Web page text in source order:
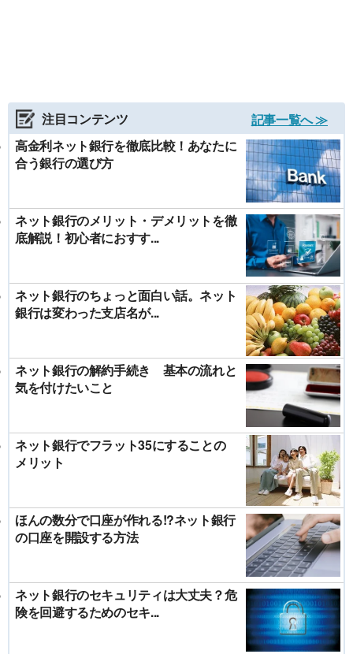
注目コンテンツ
記事一覧へ ≫
高金利ネット銀行を徹底比較！あなたに
合う銀行の選び方
ネット銀行のメリット・デメリットを徹
底解説！初心者におすす...
ネット銀行のちょっと面白い話。ネット
銀行は変わった支店名が...
ネット銀行の解約手続き 基本の流れと
気を付けたいこと
ネット銀行でフラット35にすることの
メリット
ほんの数分で口座が作れる!?ネット銀行
の口座を開設する方法
ネット銀行のセキュリティは大丈夫？危
険を回避するためのセキ...